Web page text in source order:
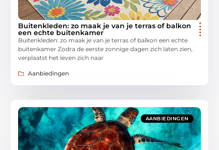
Buitenkleden: zo maak je van je terras of balkon
een echte buitenkamer
Buitenkleden: zo maak je van je terras of balkon een echte
buitenkamer Zodra de eerste zonnige dagen zich laten zien,
verplaatst het leven zich naar
Aanbiedingen
AANBIEDINGEN